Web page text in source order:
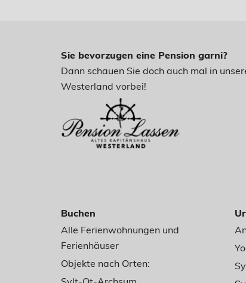
Sie bevorzugen eine Pension garni?
Dann schauen Sie doch auch mal in
Westerland vorbei!
Buchen
Alle Ferienwohnungen und
Ferienhäuser
Objekte nach Orten: